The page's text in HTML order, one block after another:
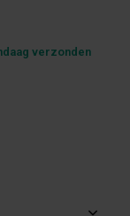
verzonden